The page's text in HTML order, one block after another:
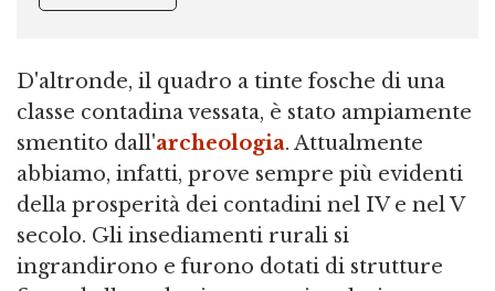
D'altronde, il quadro a tinte fosche di una
classe contadina vessata, è stato ampiamente
smentito dall'archeologia. Attualmente
abbiamo, infatti, prove sempre più evidenti
della prosperità dei contadini nel IV e nel V
secolo. Gli insediamenti rurali si
ingrandirono e furono dotati di strutture